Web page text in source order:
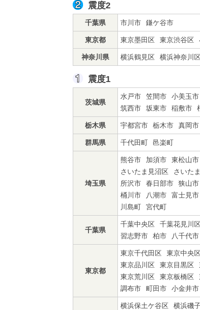
震度2
千葉県 市川市 鎌ケ谷市
東京都 東京墨田区 東京渋谷区
神奈川県 横浜鶴見区 横浜神奈川
震度1
茨城県
水戸市 笠間市 小美玉市
筑西市
坂東市 稲敷市
栃木県 宇都宮市 栃木市 真岡市
群馬県 千代田町 邑楽町
埼玉県
熊谷市 加須市 東松山市
さいたま見沼区
さいた
所沢市
春日部市 狭山市
桶川市
八潮市 富士見市
川島町
宮代町
千葉県
千葉中央区 千葉花見川
習志野市
柏市 八千代市
東京都
東京千代田区 東京中央
東京品川区
東京目黒区
東京荒川区
東京板橋区
調布市
町田市 小金井市
横浜保土ケ谷区 横浜磯